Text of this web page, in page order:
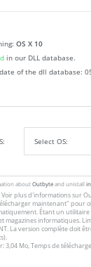
OS X 10
in our DLL database.
of the dll database:
about Outbyteand unistall
Voir plus d'informations sur
maintenant" pour
Étant un
magazines informatiques.
La version complète doit
3,04 Mo, Temps de